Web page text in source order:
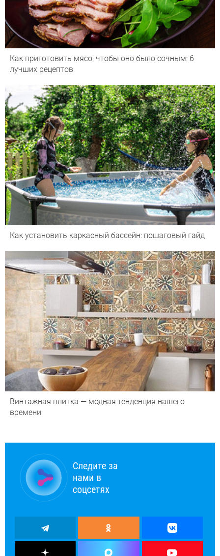
Как приготовить мясо, чтобы оно было сочным: 6
лучших рецептов
Как установить каркасный бассейн: пошаговый гайд
Винтажная плитка — модная тенденция нашего
времени
Следите за
нами в
соцсетях